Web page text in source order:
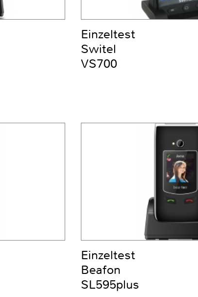
Einzeltest
Switel
VS700
Einzeltest
Beafon
SL595plus